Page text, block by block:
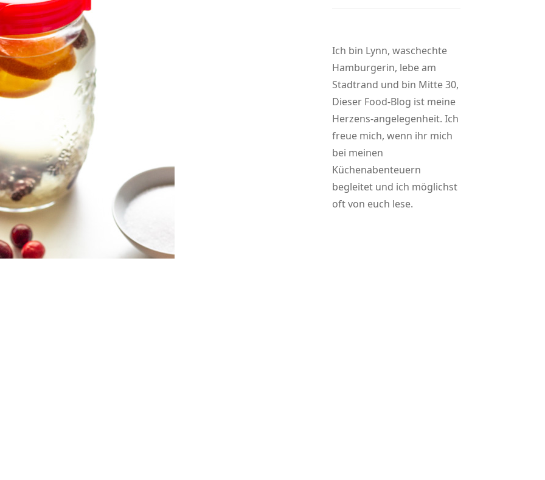
Ich bin Lynn, waschechte
Hamburgerin, lebe am
Stadtrand und bin Mitte 30,
Dieser Food-Blog ist meine
Herzens-angelegenheit. Ich
freue mich, wenn ihr mich
bei meinen
Küchenabenteuern
begleitet und ich möglichst
oft von euch lese.